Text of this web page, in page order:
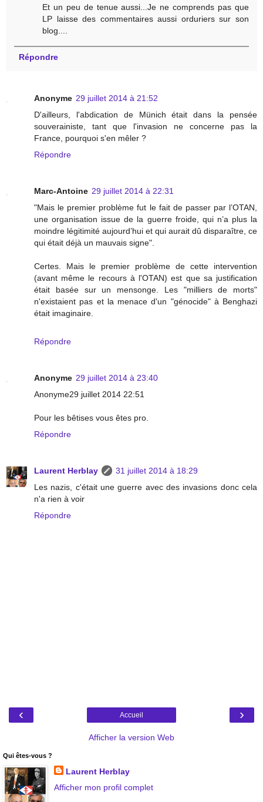
Et un peu de tenue aussi...Je ne comprends pas que
LP laisse des commentaires aussi orduriers sur son
blog....
Répondre
Anonyme 29 juillet 2014 à 21:52
D'ailleurs, l'abdication de Münich était dans la pensée
souverainiste, tant que l'invasion ne concerne pas la
France, pourquoi s'en mêler ?
Répondre
Marc-Antoine 29 juillet 2014 à 22:31
"Mais le premier problème fut le fait de passer par l’OTAN,
une organisation issue de la guerre froide, qui n’a plus la
moindre légitimité aujourd’hui et qui aurait dû disparaître, ce
qui était déjà un mauvais signe".
Certes. Mais le premier problème de cette intervention
(avant même le recours à l'OTAN) est que sa justification
était basée sur un mensonge. Les "milliers de morts"
n'existaient pas et la menace d'un "génocide" à Benghazi
était imaginaire.
Répondre
Anonyme 29 juillet 2014 à 23:40
Anonyme29 juillet 2014 22:51
Pour les bêtises vous êtes pro.
Répondre
Laurent Herblay
31 juillet 2014 à 18:29
Les nazis, c'était une guerre avec des invasions donc cela
n'a rien à voir
Répondre
‹ ›
Accueil
Afficher la version Web
Qui êtes-vous ?
Laurent Herblay
Afficher mon profil complet